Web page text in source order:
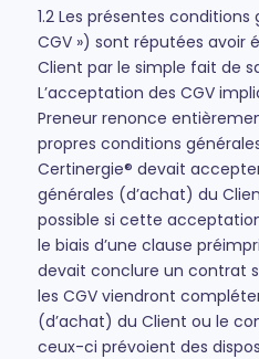
1.2 Les présentes
CGV ») sont réputées avoir
Client par le simple fait de
L’acceptation des CGV
Preneur renonce
propres conditions
Certinergie® devait
générales (d’achat) du
possible si cette
le biais d’une clause
devait conclure un contrat
les CGV viendront
(d’achat) du Client ou le
ceux-ci prévoient des